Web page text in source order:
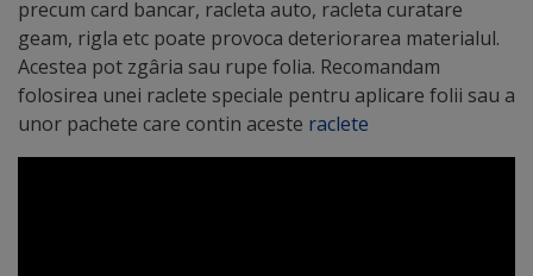
precum card bancar, racleta auto, racleta curatare
geam, rigla etc poate provoca deteriorarea materialul.
Acestea pot zgâria sau rupe folia. Recomandam
folosirea unei raclete speciale pentru aplicare folii sau a
unor pachete care contin aceste raclete